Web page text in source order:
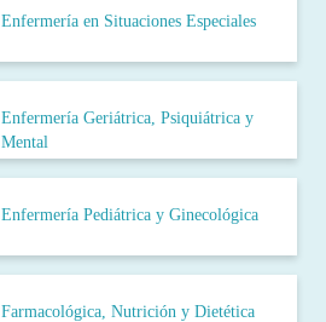
Enfermería en Situaciones Especiales
Enfermería Geriátrica, Psiquiátrica y
Mental
Enfermería Pediátrica y Ginecológica
Farmacológica, Nutrición y Dietética